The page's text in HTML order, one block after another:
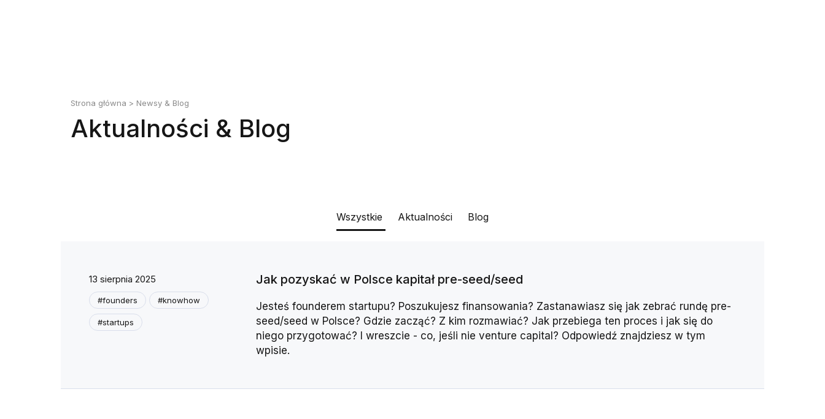
Strona główna > Newsy & Blog
Aktualności & Blog
Wszystkie Aktualności Blog
13 sierpnia 2025
#founders #knowhow
#startups
Jak pozyskać w Polsce kapitał pre-seed/seed
Jesteś founderem startupu? Poszukujesz finansowania? Zastanawiasz się jak zebrać rundę pre-
seed/seed w Polsce? Gdzie zacząć? Z kim rozmawiać? Jak przebiega ten proces i jak się do
niego przygotować? I wreszcie - co, jeśli nie venture capital? Odpowiedź znajdziesz w tym
wpisie.